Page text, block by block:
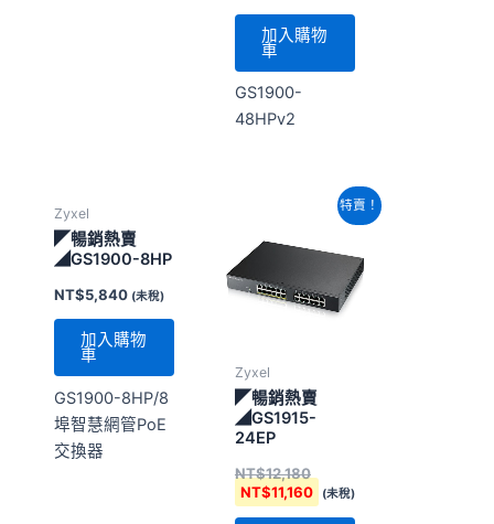
加入購物
車
GS1900-
48HPv2
Zyxel
◤暢銷熱賣
◢GS1900-8HP
NT$5,840 (未稅)
加入購物
車
GS1900-8HP/8
埠智慧網管PoE
交換器
特賣！
Zyxel
◤暢銷熱賣
◢GS1915-
24EP
NT$12,180
格：
NT$12,180。
NT$11,160
格：
NT$11,160。
(未稅)